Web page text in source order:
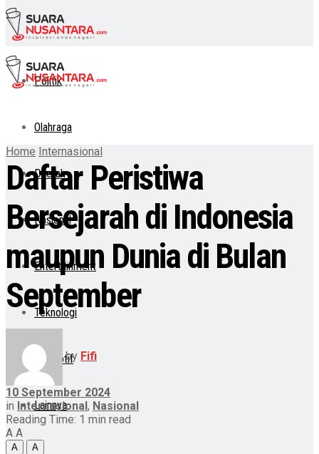
Politik
Olahraga
Daerah
Nasional
Entertainment
Teknologi
Otomotif
Lainnya
Home Internasional
Daftar Peristiwa
Bersejarah di Indonesia
maupun Dunia di Bulan
September
by Fifi
10 September 2024
in Internasional , Nasional
Reading Time: 1 min read
A A
A
A